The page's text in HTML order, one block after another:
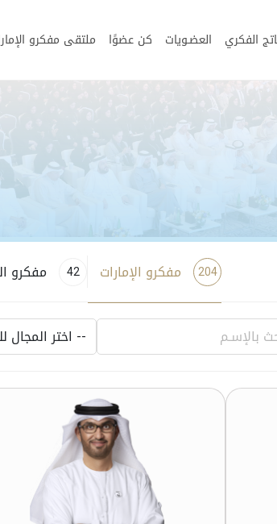
الفكري العضـويات كن عضوًا ملتقى مفكرو
204 مفكرو الإمارات 42 مفكرو